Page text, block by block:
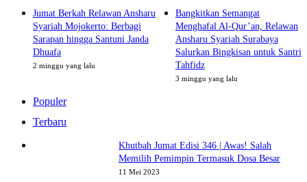
Jumat Berkah Relawan Ansharu
Syariah Mojokerto: Berbagi
Sarapan hingga Santuni Janda
Dhuafa
2 minggu yang lalu
Bangkitkan Semangat
Menghafal Al-Qur’an, Relawan
Ansharu Syariah Surabaya
Salurkan Bingkisan untuk Santri
Tahfidz
3 minggu yang lalu
Populer
Terbaru
Khutbah Jumat Edisi 346 | Awas! Salah
Memilih Pemimpin Termasuk Dosa Besar
11 Mei 2023